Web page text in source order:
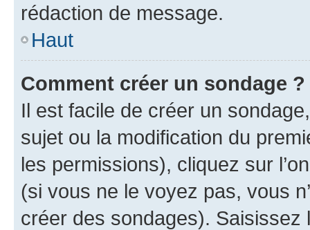
rédaction de message.
Haut
Comment créer un sondage ?
Il est facile de créer un
sujet ou la modification du
les permissions), cliquez sur
(si vous ne le voyez pas, vous
créer des sondages).